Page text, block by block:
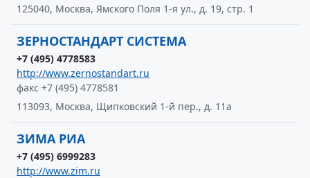
125040, Москва, Ямского Поля 1-я ул., д. 19, стр. 1
ЗЕРНОСТАНДАРТ СИСТЕМА
+7 (495) 4778583
http://www.zernostandart.ru
факс +7 (495) 4778581
113093, Москва, Щипковский 1-й пер., д. 11а
ЗИМА РИА
+7 (495) 6999283
http://www.zim.ru